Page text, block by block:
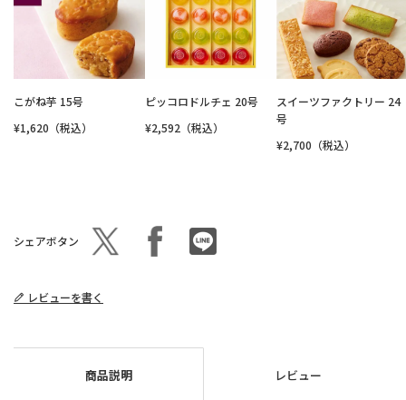
こがね芋 15号
¥1,620（税込）
ピッコロドルチェ 20号
¥2,592（税込）
スイーツファクトリー 24
号
¥2,700（税込）
シェアボタン
レビューを書く
商品説明 レビュー